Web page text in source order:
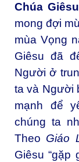
Chúa
mong đợi
mùa Vọng
Giêsu đã
Người ở
ta và Người
mạnh để
chúng ta
Theo Giáo
Giêsu “gặp